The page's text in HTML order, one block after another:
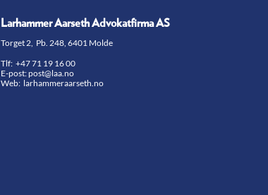
Larhammer Aarseth Advokatfirma AS
Torget 2, Pb. 248, 6401 Molde
Tlf: +47 71 19 16 00
E-post:post@laa.no
Web: larhammeraarseth.no